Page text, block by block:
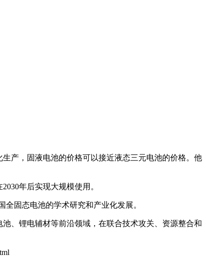
产，固液电池的价格可以接近液态三元电池的价格。他
年后实现大规模使用。
固态电池的学术研究和产业化发展。
、锂电辅材等前沿领域，在联合技术攻关、资源整合和